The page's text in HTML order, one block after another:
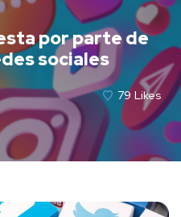
por parte de
sociales
79 Likes